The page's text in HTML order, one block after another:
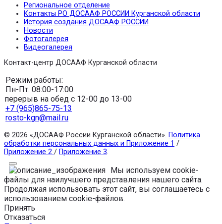
Региональное отделение
Контакты РО ДОСААФ РОССИИ Курганской области
История создания ДОСААФ РОССИИ
Новости
Фотогалерея
Видеогалерея
Контакт-центр ДОСААФ Курганской области
Режим работы:
Пн-Пт: 08:00-17:00
перерыв на обед с 12-00 до 13-00
+7 (965)865-75-13
rosto-kgn@mail.ru
© 2026 «ДОСААФ России Курганской области». Политика
обработки персональных данных и Приложение 1 /
Приложение 2 / Приложение 3.
Мы используем cookie-
файлы для наилучшего представления нашего сайта.
Продолжая использовать этот сайт, вы соглашаетесь с
использованием cookie-файлов.
Принять
Отказаться